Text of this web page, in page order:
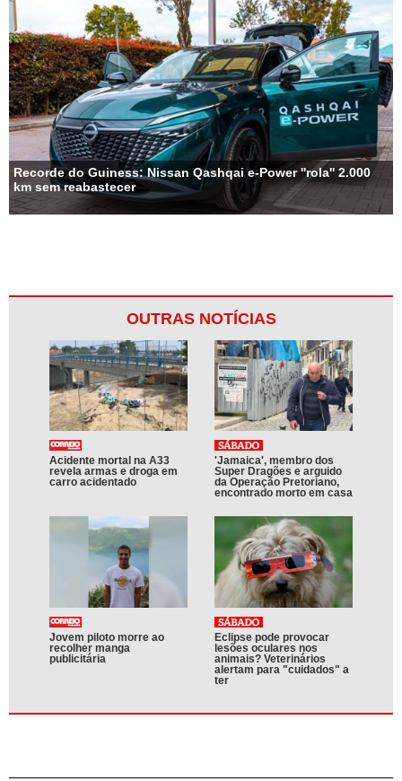
Recorde do Guiness: Nissan Qashqai e-Power ''rola'' 2.000
km sem reabastecer
OUTRAS NOTÍCIAS
Acidente mortal na A33
revela armas e droga em
carro acidentado
'Jamaica', membro dos
Super Dragões e arguido
da Operação Pretoriano,
encontrado morto em casa
Jovem piloto morre ao
recolher manga
publicitária
Eclipse pode provocar
lesões oculares nos
animais? Veterinários
alertam para "cuidados" a
ter